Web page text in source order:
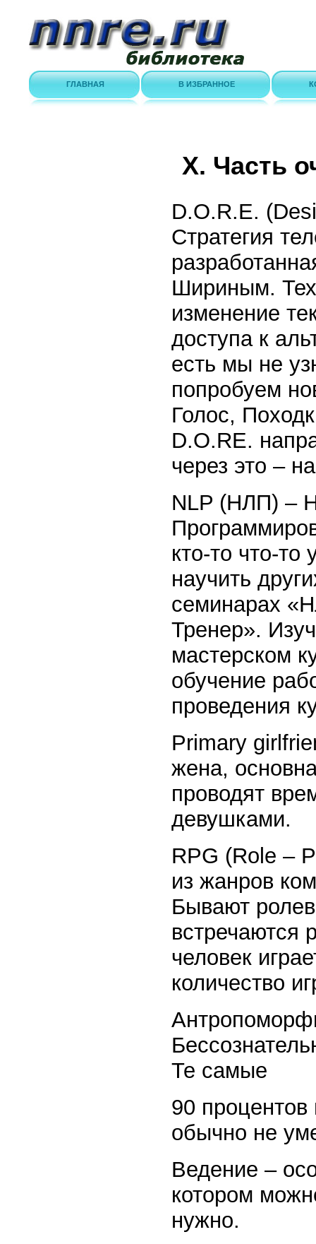
ГЛАВНАЯ В ИЗБРАННОЕ
X. Часть
D.O.R.E.
Стратегия
Шириным.
изменение
доступа к
есть мы не
попробуем
Голос,
D.O.RE.
через это –
NLP (НЛП) –
кто-то что-
научить
семинарах
Тренер».
мастерском
обучение
проведения
Primary
жена,
проводят
девушками.
RPG (Role –
из жанров
Бывают
встречаются
человек
количество
Те самые
90
обычно не
Ведение –
котором
нужно.